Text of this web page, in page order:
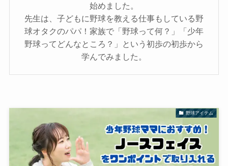
始めました。
先生は、子どもに野球を教える仕事もしている野
球オタクのパパ！家族で「野球って何？」「少年
野球ってどんなところ？」という初歩の初歩から
学んでみました。
野球アイテム